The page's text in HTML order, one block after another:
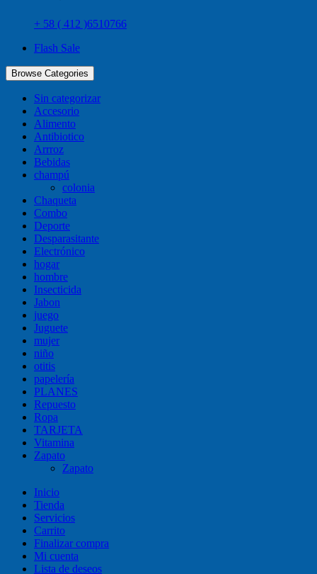
+ 58 ( 412 )6510766
Flash Sale
Browse Categories
Sin categorizar
Accesorio
Alimento
Antibiotico
Arrroz
Bebidas
champú
colonia
Chaqueta
Combo
Deporte
Desparasitante
Electrónico
hogar
hombre
Insecticida
Jabon
juego
Juguete
mujer
niño
otitis
papelería
PLANES
Repuesto
Ropa
TARJETA
Vitamina
Zapato
Zapato
Inicio
Tienda
Servicios
Carrito
Finalizar compra
Mi cuenta
Lista de deseos